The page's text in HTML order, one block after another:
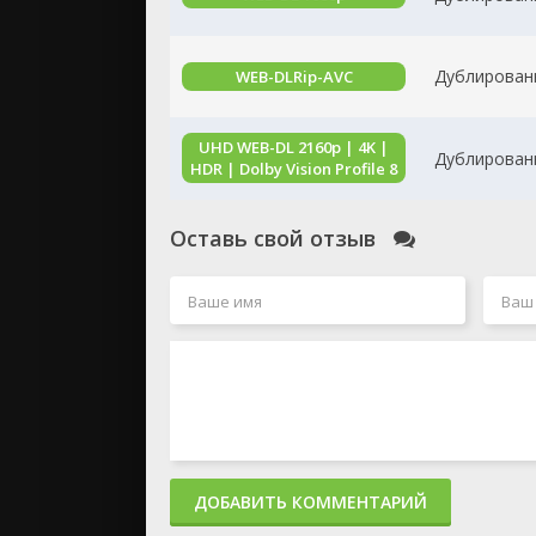
WEB-DLRip-AVC
UHD WEB-DL 2160p | 4K |
HDR | Dolby Vision Profile 8
Оставь свой отзыв
ДОБАВИТЬ КОММЕНТАРИЙ